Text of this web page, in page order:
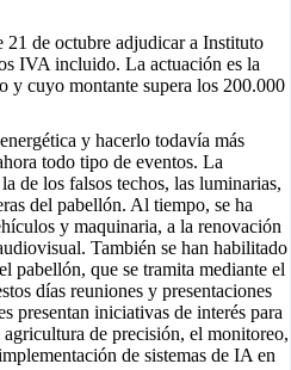
de octubre adjudicar a Instituto
IVA incluido. La actuación es la
y cuyo montante supera los 200.000
y hacerlo todavía más
todo tipo de eventos. La
de los falsos techos, las luminarias,
del pabellón. Al tiempo, se ha
y maquinaria, a la renovación
También se han habilitado
pabellón, que se tramita mediante el
días reuniones y presentaciones
presentan iniciativas de interés para
de precisión, el monitoreo,
de sistemas de IA en